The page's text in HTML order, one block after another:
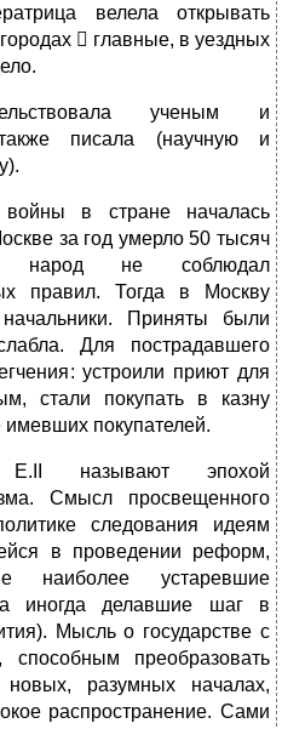
велела открывать
 главные, в уездных
ученым и
писала (научную и
в стране началась
за год умерло 50 тысяч
народ не соблюдал
правил. Тогда в Москву
Приняты были
Для пострадавшего
устроили приют для
стали покупать в казну
покупателей.
Е.II называют эпохой
Смысл просвещенного
следования идеям
в проведении реформ,
наиболее устаревшие
иногда делавшие шаг в
Мысль о государстве с
преобразовать
разумных началах,
распространение. Сами